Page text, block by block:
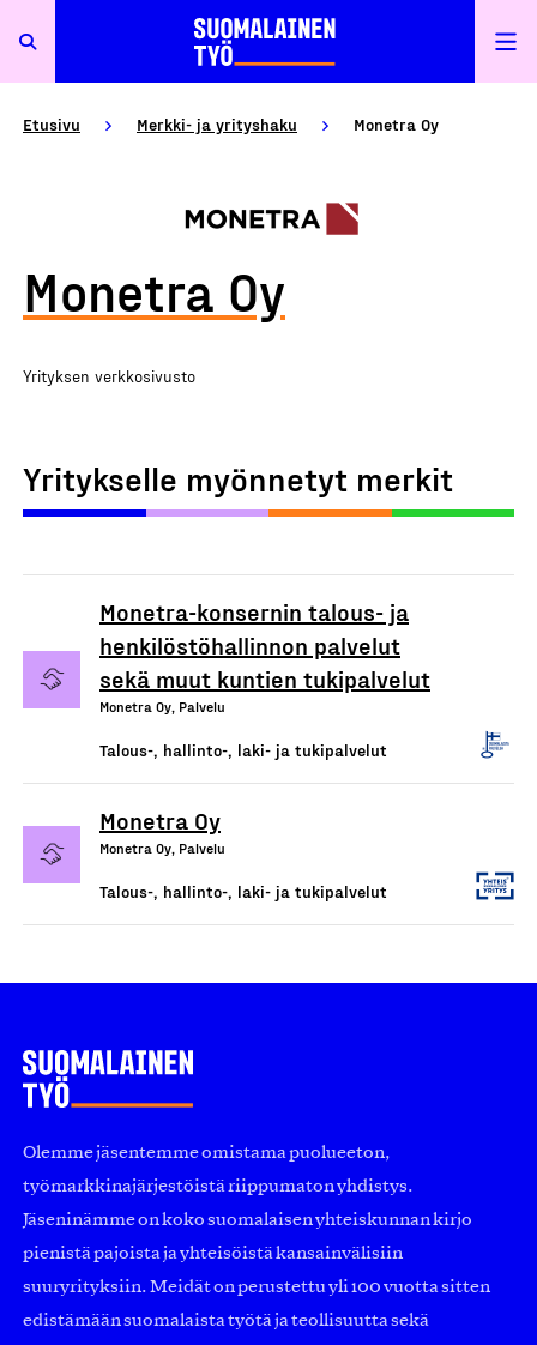
Etusivu Merkki- ja yrityshaku Monetra Oy
Monetra Oy
Yrityksen verkkosivusto
Yritykselle myönnetyt merkit
Monetra-konsernin talous- ja
henkilöstöhallinnon palvelut
sekä muut kuntien tukipalvelut
Monetra Oy, Palvelu
Talous-, hallinto-, laki- ja tukipalvelut
Monetra Oy
Monetra Oy, Palvelu
Talous-, hallinto-, laki- ja tukipalvelut
Olemme jäsentemme omistama puolueeton,
työmarkkinajärjestöistä riippumaton yhdistys.
Jäseninämme on koko suomalaisen yhteiskunnan kirjo
pienistä pajoista ja yhteisöistä kansainvälisiin
suuryrityksiin. Meidät on perustettu yli 100 vuotta sitten
edistämään suomalaista työtä ja teollisuutta sekä